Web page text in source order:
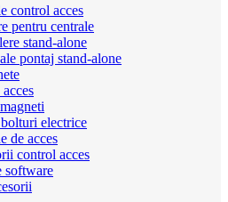
control acces
pentru centrale
stand-alone
pontaj stand-alone
electrice
de acces
control acces
software